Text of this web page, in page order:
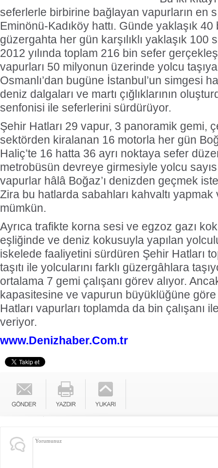
seferlerle birbirine bağlayan vapurların en
Eminönü-Kadıköy hattı. Günde yaklaşık 40
güzergahta her gün karşılıklı yaklaşık 100
2012 yılında toplam 216 bin sefer
vapurları 50 milyonun üzerinde yolcu
Osmanlı’dan bugüne İstanbul’un simgesi
deniz dalgaları ve martı çığlıklarının
senfonisi ile seferlerini sürdürüyor.
Şehir Hatları 29 vapur, 3 panoramik gemi,
sektörden kiralanan 16 motorla her gün
Haliç’te 16 hatta 36 ayrı noktaya sefer
metrobüsün devreye girmesiyle yolcu
vapurlar hâlâ Boğaz’ı denizden geçmek
Zira bu hatlarda sabahları kahvaltı
mümkün.
Ayrıca trafikte korna sesi ve egzoz gazı
eşliğinde ve deniz kokusuyla yapılan
iskelede faaliyetini sürdüren Şehir Hatları
taşıtı ile yolcularını farklı güzergâhlara
ortalama 7 gemi çalışanı görev alıyor.
kapasitesine ve vapurun büyüklüğüne
Hatları vapurları toplamda da bin çalışanı
veriyor.
www.Denizhaber.Com.tr